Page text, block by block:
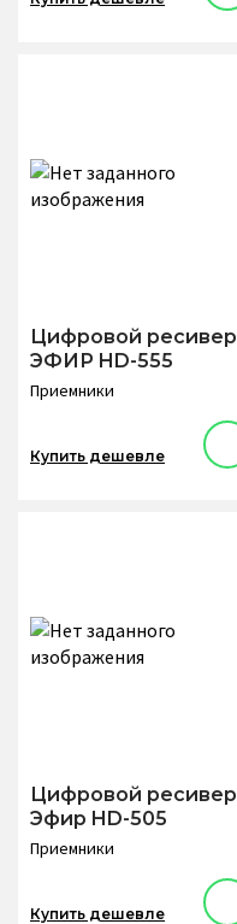
Цифровой ресивер
ЭФИР HD-555
Приемники
Купить дешевле
Цифровой ресивер
Эфир HD-505
Приемники
Купить дешевле